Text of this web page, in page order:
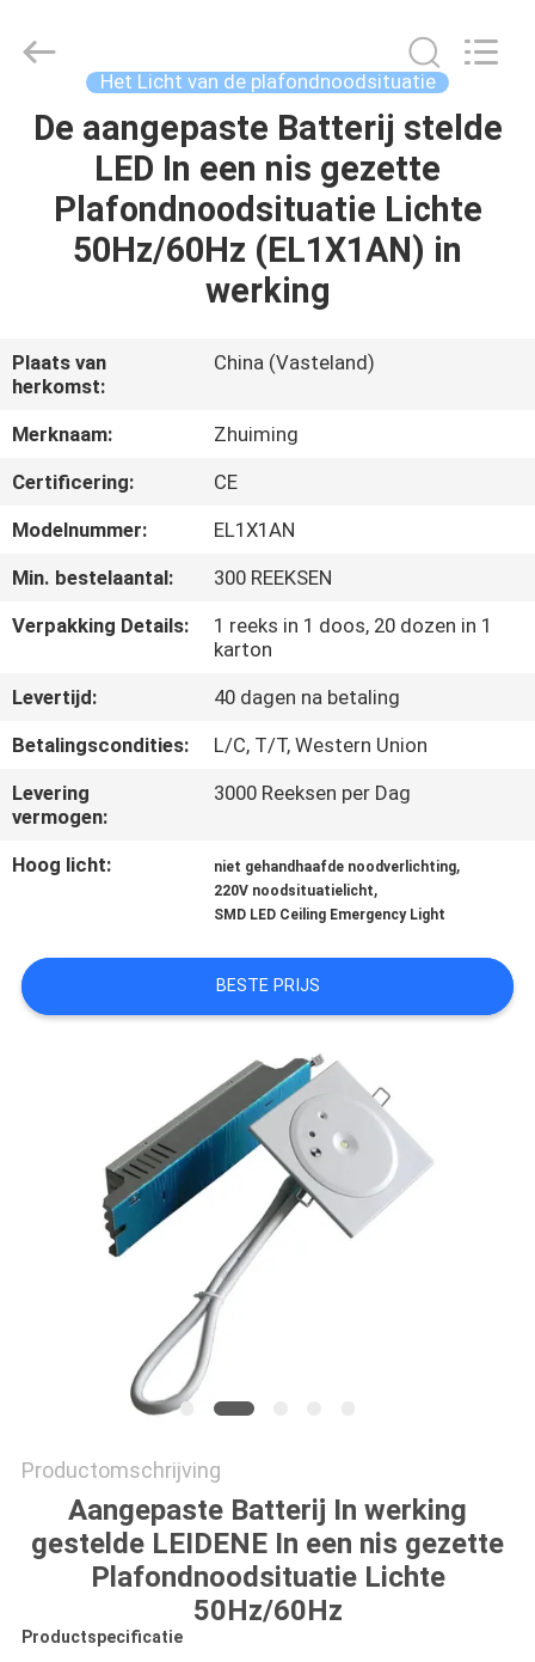
HUIS
PRODUCTEN
FABRIEKSREIS
KWALITEITSCONTROLE
CONTACTEER
ONS
OM EEN
CITAAT
SITEMAP
PRIVACYBELEID
Co.,Ltd.
Het Licht van de plafondnoodsituatie
De aangepaste Batterij stelde
LED In een nis gezette
Plafondnoodsituatie Lichte
50Hz/60Hz (EL1X1AN) in
werking
Plaats van
herkomst:
China (Vasteland)
Merknaam:
Zhuiming
Certificering:
CE
Modelnummer:
EL1X1AN
Min. bestelaantal:
300 REEKSEN
Verpakking Details:
1 reeks in 1 doos, 20 dozen in 1
karton
Levertijd:
40 dagen na betaling
Betalingscondities:
L/C, T/T, Western Union
Levering
vermogen:
3000 Reeksen per Dag
Hoog licht: niet gehandhaafde noodverlichting,
220V noodsituatielicht,
SMD LED Ceiling Emergency Light
BESTE PRIJS
Productomschrijving
Aangepaste Batterij In werking
gestelde LEIDENE In een nis gezette
Plafondnoodsituatie Lichte
50Hz/60Hz
Productspecificatie